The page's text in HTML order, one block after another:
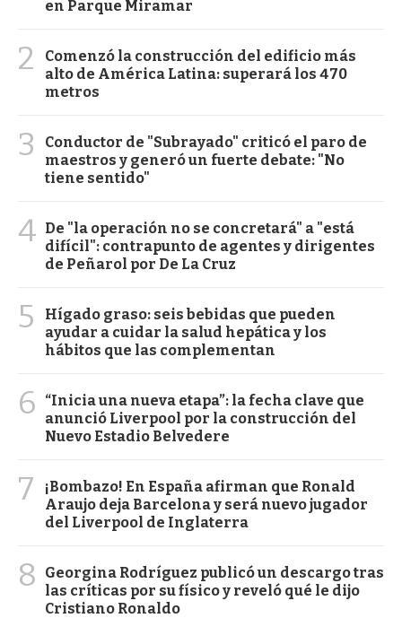
en Parque Miramar
2
Comenzó la construcción del edificio más
alto de América Latina: superará los 470
metros
3
Conductor de "Subrayado" criticó el paro de
maestros y generó un fuerte debate: "No
tiene sentido"
4 De "la operación no se concretará" a "está
difícil": contrapunto de agentes y dirigentes
de Peñarol por De La Cruz
5
Hígado graso: seis bebidas que pueden
ayudar a cuidar la salud hepática y los
hábitos que las complementan
6
“Inicia una nueva etapa”: la fecha clave que
anunció Liverpool por la construcción del
Nuevo Estadio Belvedere
7
¡Bombazo! En España afirman que Ronald
Araujo deja Barcelona y será nuevo jugador
del Liverpool de Inglaterra
8
Georgina Rodríguez publicó un descargo tras
las críticas por su físico y reveló qué le dijo
Cristiano Ronaldo